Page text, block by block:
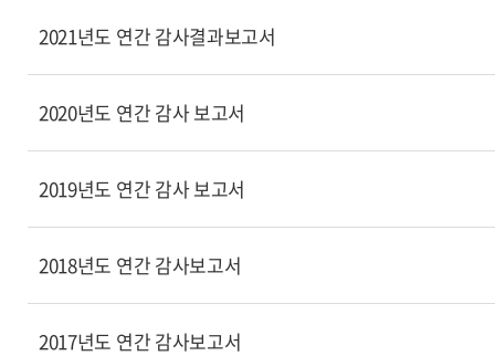
2021년도 연간 감사결과보고서
2020년도 연간 감사 보고서
2019년도 연간 감사 보고서
2018년도 연간 감사보고서
2017년도 연간 감사보고서